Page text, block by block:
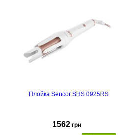
Плойка Sencor SHS 0925RS
1562 грн